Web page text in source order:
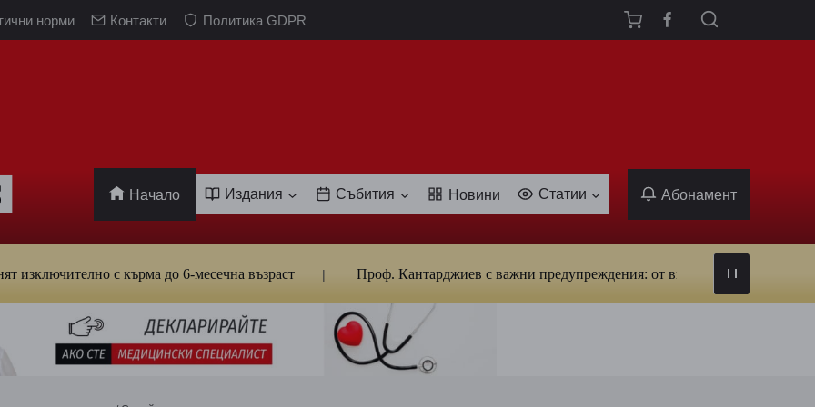
норми Контакти Политика GDPR
Начало Издания Събития Новини Статии Абонамент
с кърма до 6-месечна възраст Проф. Кантарджиев с важни предупреждения: от вируси и ухапвания от комари